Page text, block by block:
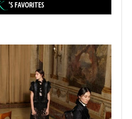
'S FAVORITES